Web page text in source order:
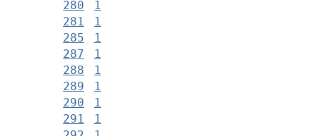
280
1
281
1
285
1
287
1
288
1
289
1
290
1
291
1